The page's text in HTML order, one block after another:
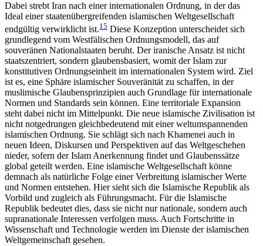
Dabei strebt Iran nach einer internationalen Ordnung, in der das
Ideal einer staatenübergreifenden islamischen Weltgesellschaft
endgültig verwirklicht ist.15 Diese Konzeption unterscheidet sich
grundlegend vom Westfälischen Ordnungsmodell, das auf
souveränen Nationalstaaten beruht. Der iranische Ansatz ist nicht
staatszentriert, sondern glaubensbasiert, womit der Islam zur
konstitutiven Ordnungseinheit im internationalen System wird. Ziel
ist es, eine Sphäre islamischer Souveränität zu schaffen, in der
muslimische Glaubensprinzipien auch Grundlage für internationale
Normen und Standards sein können. Eine territoriale Expansion
steht dabei nicht im Mittelpunkt. Die neue islamische Zivilisation ist
nicht notgedrungen gleichbedeutend mit einer weltumspannenden
islamischen Ordnung. Sie schlägt sich nach Khamenei auch in
neuen Ideen, Diskursen und Perspektiven auf das Weltgeschehen
nieder, sofern der Islam Anerkennung findet und Glaubenssätze
global geteilt werden. Eine islamische Weltgesellschaft könne
demnach als natürliche Folge einer Verbreitung islamischer Werte
und Normen entstehen. Hier sieht sich die Islamische Republik als
Vorbild und zugleich als Führungsmacht. Für die Islamische
Republik bedeutet dies, dass sie nicht nur nationale, sondern auch
supranationale Interessen verfolgen muss. Auch Fortschritte in
Wissenschaft und Technologie werden im Dienste der islamischen
Weltgemeinschaft gesehen.